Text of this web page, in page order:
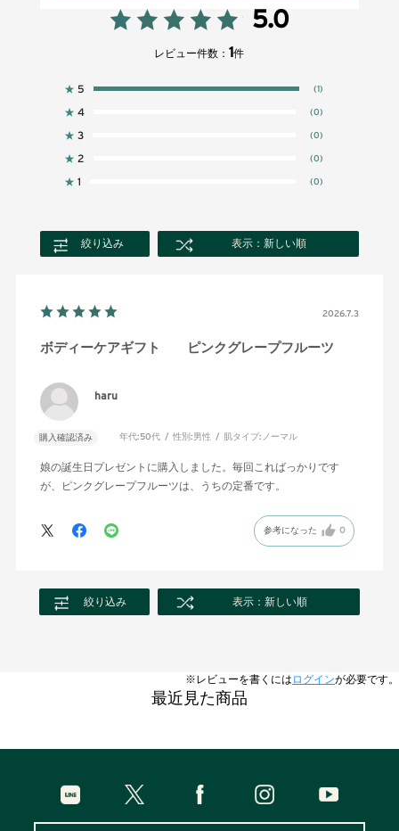
5.0
レビュー件数：1件
★ 5 (1)
★ 4 (0)
★ 3 (0)
★ 2 (0)
★ 1 (0)
絞り込み 表示：新しい順
2026.7.3
ボディーケアギフト ピンクグレープフルーツ
haru
購入確認済み 年代: 50代 性別: 男性 肌タイプ: ノーマル
娘の誕生日プレゼントに購入しました。毎回こればっかりです
が、ピンクグレープフルーツは、うちの定番です。
参考になった 0
絞り込み 表示：新しい順
※レビューを書くには ログインが必要です。
最近見た商品